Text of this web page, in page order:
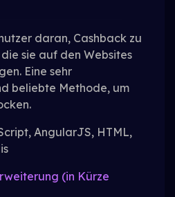
daran, Cashback zu
sie auf den Websites
Eine sehr
beliebte Methode, um
AngularJS, HTML,
(in Kürze